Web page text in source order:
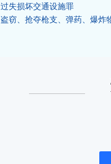
过失损坏交通设施罪
盗窃、抢夺枪支、弹药、爆炸